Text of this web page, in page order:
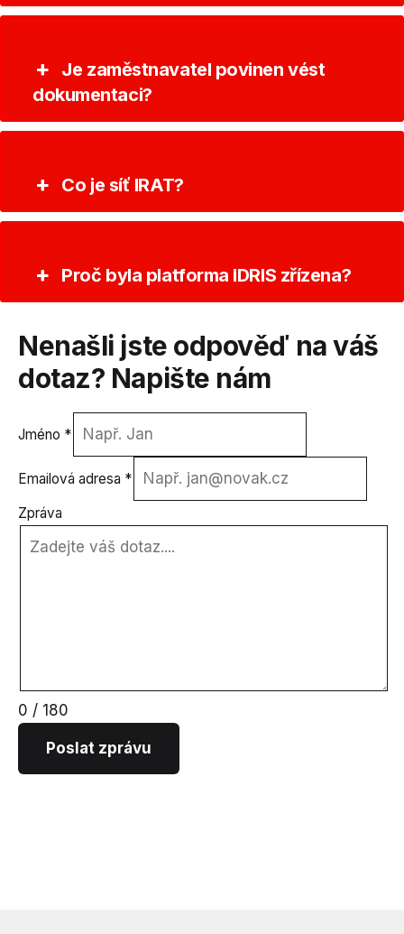
Je zaměstnavatel povinen vést
dokumentaci?
Co je síť IRAT?
Proč byla platforma IDRIS zřízena?
Nenašli jste odpověď na váš
dotaz? Napište nám
Jméno *
Emailová adresa *
Zpráva
0 / 180
Poslat zprávu